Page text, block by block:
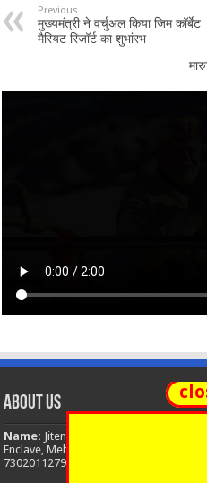
Previous
मुख्यमंत्री ने वर्चुअल किया जिम कॉर्बेट
मैरियट रिजॉर्ट का शुभांरभ
About Us
Name: Jitendra Singh
Enclave, Mehuwala Mafi, Dehradun,
7302011279